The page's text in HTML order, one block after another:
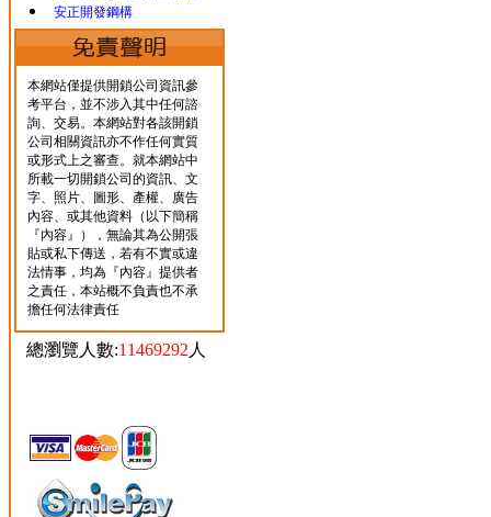
安正開發鋼構
本網站僅提供開鎖公司資訊參
考平台，並不涉入其中任何諮
詢、交易。本網站對各該開鎖
公司相關資訊亦不作任何實質
或形式上之審查。就本網站中
所載一切開鎖公司的資訊、文
字、照片、圖形、產權、廣告
內容、或其他資料（以下簡稱
『內容』），無論其為公開張
貼或私下傳送，若有不實或違
法情事，均為『內容』提供者
之責任，本站概不負責也不承
擔任何法律責任
總瀏覽人數:11469292 人